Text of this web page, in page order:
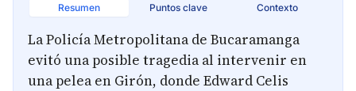
Resumen Puntos clave Contexto
La Policía Metropolitana de Bucaramanga
evitó una posible tragedia al intervenir en
una pelea en Girón, donde Edward Celis